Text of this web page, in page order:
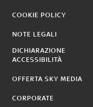
COOKIE POLICY
NOTE LEGALI
DICHIARAZIONE
ACCESSIBILITÀ
OFFERTA SKY MEDIA
CORPORATE